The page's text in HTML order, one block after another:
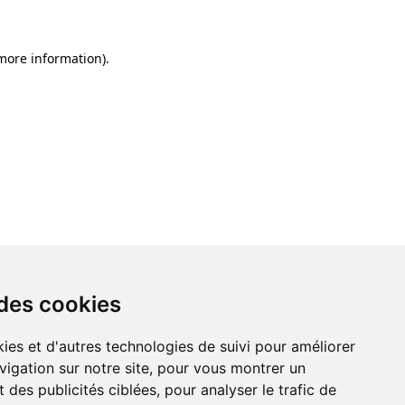
cookies
et d'autres technologies de suivi pour améliorer
sur notre site, pour vous montrer un
des publicités ciblées, pour analyser le trafic de
information).